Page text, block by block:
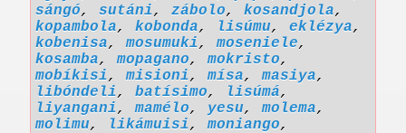
sángó, sutáni, zábolo, kosandjola,
kopambola, kobonda, lisúmu, eklézya,
kobenisa,mosumuki,moseniele,
kosamba,mopagano,mokristo,
mobíkisi,misioni,mísa,masiya,
libóndeli, batísimo, lisúmá,
liyangani,mamélo, yesu,molema,
molimu, likámuisi,moniango,